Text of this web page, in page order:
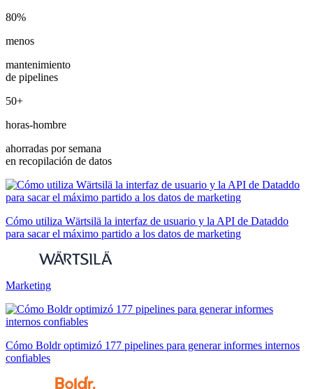
80%
menos
mantenimiento
de pipelines
50+
horas-hombre
ahorradas por semana
en recopilación de datos
Cómo utiliza Wärtsilä la interfaz de usuario y la API de Dataddo
para sacar el máximo partido a los datos de marketing
Marketing
Cómo Boldr optimizó 177 pipelines para generar informes internos
confiables